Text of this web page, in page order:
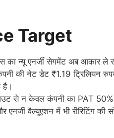
Target
का न्यू एनर्जी सेगमेंट अब आकार ले
कंपनी की नेट डेट ₹1.19 ट्रिलियन
है।
से न केवल कंपनी का PAT
वैल्यूएशन में भी रीरिटिंग की